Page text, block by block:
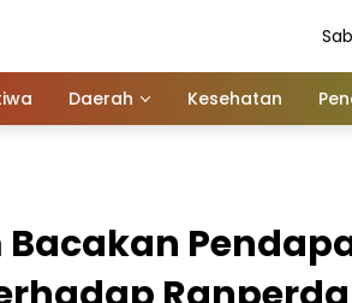
Daerah Kesehatan